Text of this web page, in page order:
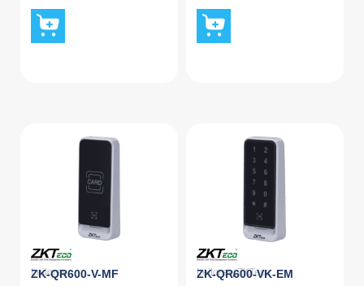
Leitores
ZK-QR600-V-MF Leitores,ZKTeco
ZK-QR600-VK-EM